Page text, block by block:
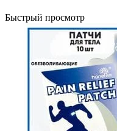
Быстрый просмотр